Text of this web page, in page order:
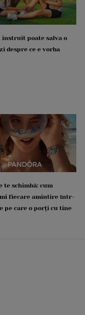
instruit poate salva o
despre ce e vorba
te schimbă: cum
fiecare amintire într-
pe care o porți cu tine